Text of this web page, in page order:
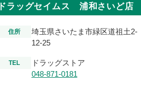
ドラッグセイムス 浦和さいど店
住所
埼玉県さいたま市緑区道祖土2-
12-25
TEL
ドラッグストア
048-871-0181